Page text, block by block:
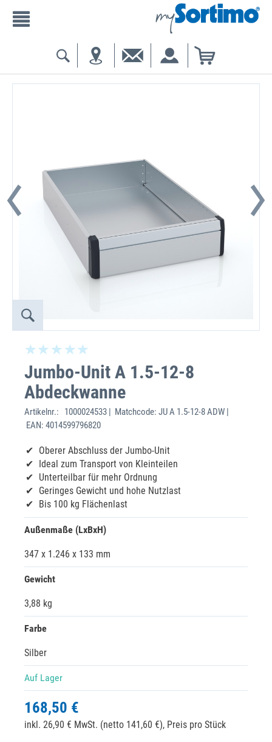
Jumbo-Unit A 1.5-12-8
Abdeckwanne
Artikelnr.:
1000024533 | Matchcode: JU A 1.5-12-8 ADW |
EAN: 4014599796820
Oberer Abschluss der Jumbo-Unit
Ideal zum Transport von Kleinteilen
Unterteilbar für mehr Ordnung
Geringes Gewicht und hohe Nutzlast
Bis 100 kg Flächenlast
Außenmaße (LxBxH)
347 x 1.246 x 133 mm
Gewicht
3,88 kg
Farbe
Silber
Auf Lager
168,50 €
inkl. 26,90 € MwSt. (netto 141,60 €), Preis pro Stück